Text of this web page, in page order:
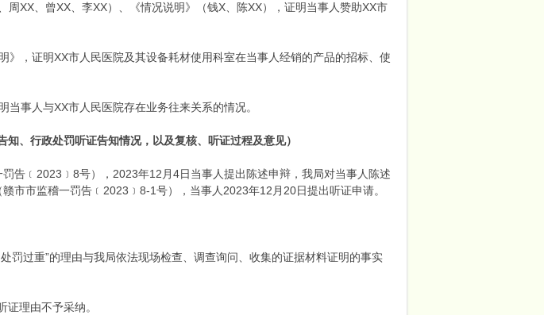
XX、曾XX、李XX）、《情况说明》（钱X、陈XX），证明当事人赞助XX市
，证明XX市人民医院及其设备耗材使用科室在当事人经销的产品的招标、使
事人与XX市人民医院存在业务往来关系的情况。
、行政处罚听证告知情况，以及复核、听证过程及意见）
告﹝2023﹞8号），2023年12月4日当事人提出陈述申辩，我局对当事人陈述
市市监稽一罚告﹝2023﹞8-1号），当事人2023年12月20日提出听证申请。
罚过重”的理由与我局依法现场检查、调查询问、收集的证据材料证明的事实
理由不予采纳。